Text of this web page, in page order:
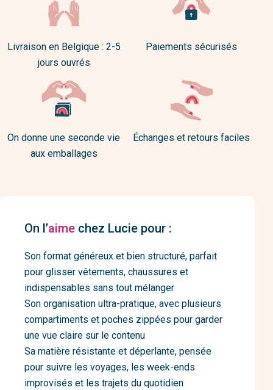
Livraison en Belgique : 2-5
jours ouvrés
Paiements sécurisés
On donne une seconde vie
aux emballages
Échanges et retours faciles
On l’aime chez Lucie pour :
Son format généreux et bien structuré, parfait
pour glisser vêtements, chaussures et
indispensables sans tout mélanger
Son organisation ultra-pratique, avec plusieurs
compartiments et poches zippées pour garder
une vue claire sur le contenu
Sa matière résistante et déperlante, pensée
pour suivre les voyages, les week-ends
improvisés et les trajets du quotidien